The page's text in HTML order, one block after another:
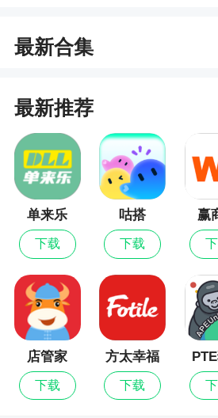
1、河东狮吼——从现在开
人，要疼我，不能骗我…
3、精选首页推荐视频，各
切磋，让你的作品出来透透气呗
4、个性贴心口播设置，简
的习惯
小编评价
1、很多小伙伴都喜欢使用
能帮助用户们轻松剪辑视频。
不需要拥有高超的视频剪辑技
剪辑工具，就可以制作出好看
美颜，视频滤镜，提词器都可
打造出优质的视频大片
最新合集
最新推荐
单来乐
下载
咕搭
下载
赢
店管家
下载
方太幸福
家
下载